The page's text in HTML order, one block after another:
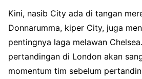
Kini, nasib City ada di tangan
Donnarumma, kiper City, juga
pentingnya laga melawan
pertandingan di London akan
momentum tim sebelum